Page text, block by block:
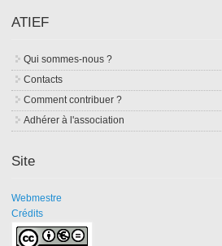
ATIEF
Qui sommes-nous ?
Contacts
Comment contribuer ?
Adhérer à l'association
Site
Webmestre
Crédits